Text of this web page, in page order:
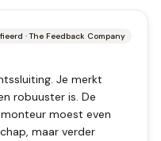
·The Feedback Company
Je merkt
robuuster is. De
moest even
maar verder